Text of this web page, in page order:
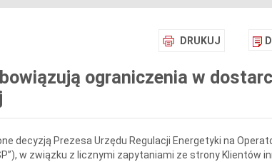
DRUKUJ
ograniczenia w
decyzją Prezesa Urzędu Regulacji Energetyki na
w związku z licznymi zapytaniami ze strony Klientów